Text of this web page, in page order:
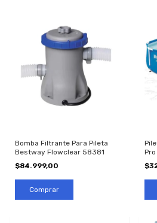
Bomba Filtrante Para Pileta
Bestway Flowclear 58381
$84.999,00